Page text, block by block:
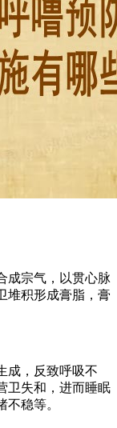
宗气，以贯心脉
堆积形成膏脂，膏
，反致呼吸不
卫失和，进而睡眠
稳等。